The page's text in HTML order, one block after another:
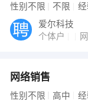
性别不限 不限
爱尔科技
个体户
网络销售
性别不限 高中